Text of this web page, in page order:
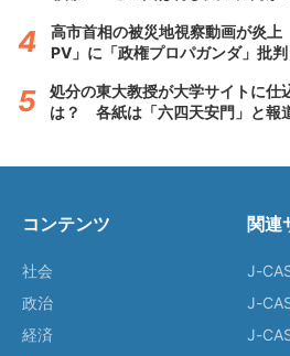
高市首相の被災地視察動画が炎
PV」に「政権プロパガンダ」批判
処分の東大教授が大学サイトに仕
は？ 各紙は「六四天安門」と報
コンテンツ
社会
政治
経済
関連
J-
J-
J-